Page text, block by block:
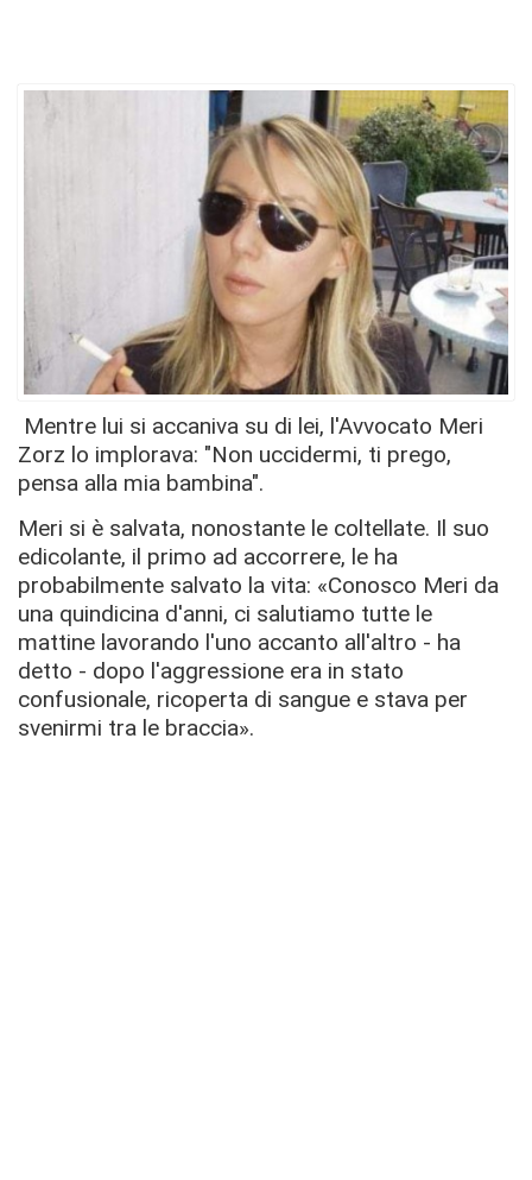
Mentre lui si accaniva su di lei, l'Avvocato Meri
Zorz lo implorava: "Non uccidermi, ti prego,
pensa alla mia bambina".
Meri si è salvata, nonostante le coltellate. Il suo
edicolante, il primo ad accorrere, le ha
probabilmente salvato la vita: «Conosco Meri da
una quindicina d'anni, ci salutiamo tutte le
mattine lavorando l'uno accanto all'altro - ha
detto - dopo l'aggressione era in stato
confusionale, ricoperta di sangue e stava per
svenirmi tra le braccia».